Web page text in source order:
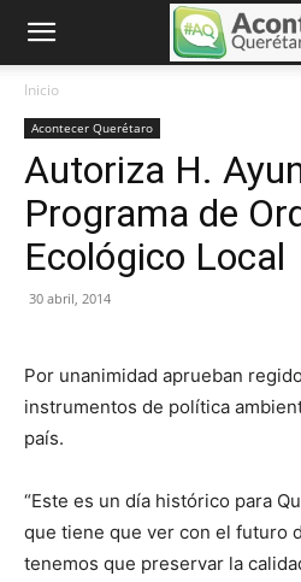
Inicio
Acontecer Querétaro
Autoriza H.
Programa de
Ecológico Local
30 abril, 2014
Por unanimidad aprueban
instrumentos de política
país.
“Este es un día histórico para
que tiene que ver con el futuro
tenemos que preservar la